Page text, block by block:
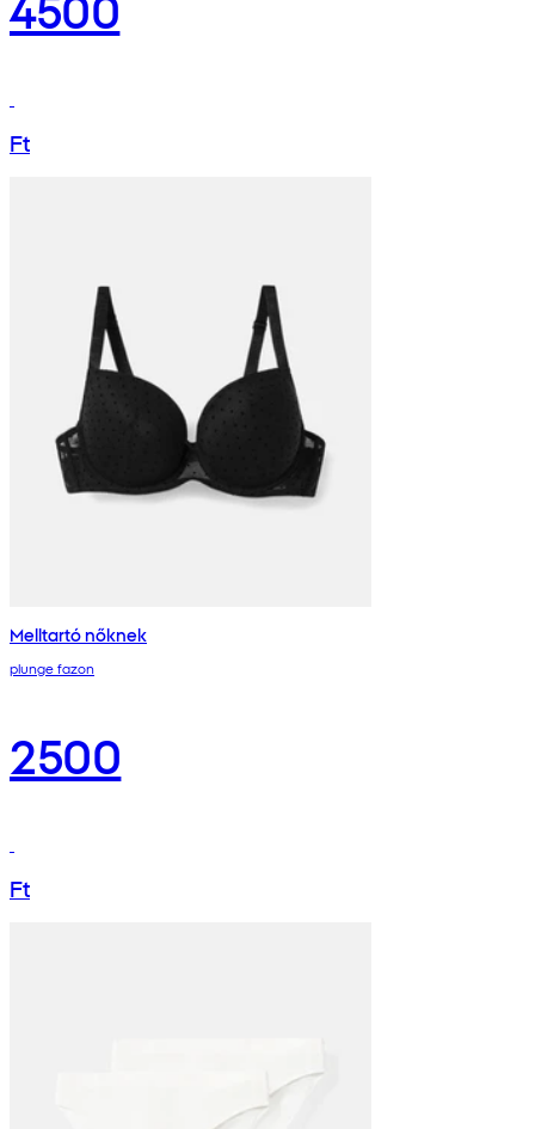
Ft
Melltartó nőknek
plunge fazon
2500
Ft